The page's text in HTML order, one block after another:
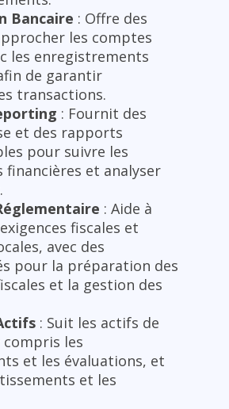
Bancaire : Offre des
les comptes
les enregistrements
de garantir
transactions.
: Fournit des
et des rapports
pour suivre les
financières et analyser
: Aide à
fiscales et
avec des
pour la préparation des
et la gestion des
: Suit les actifs de
compris les
et les évaluations, et
et les